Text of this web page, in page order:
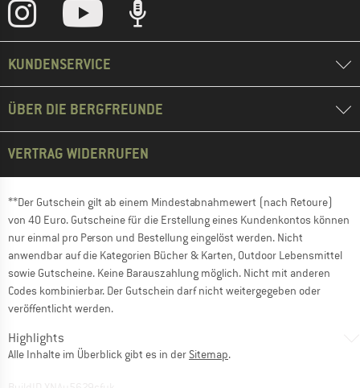
KUNDENSERVICE
ÜBER DIE BERGFREUNDE
VERTRAG WIDERRUFEN
**Der Gutschein gilt ab einem Mindestabnahmewert (nach Retoure)
von 40 Euro. Gutscheine für die Erstellung eines Kundenkontos können
nur einmal pro Person und Bestellung eingelöst werden. Nicht
anwendbar auf die Kategorien Bücher & Karten, Outdoor Lebensmittel
sowie Gutscheine. Keine Barauszahlung möglich. Nicht mit anderen
Codes kombinierbar. Der Gutschein darf nicht weitergegeben oder
veröffentlicht werden.
Highlights
Alle Inhalte im Überblick gibt es in der Sitemap.